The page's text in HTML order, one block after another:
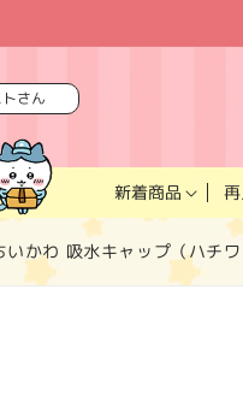
さん
新着商品
いかわ 吸水キャップ（ハチワ